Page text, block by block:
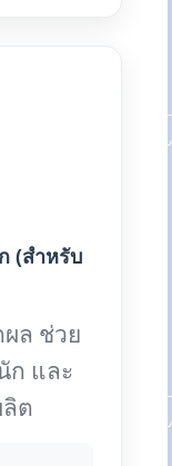
(สำหรับ
ล ช่วย
ก และ
ต